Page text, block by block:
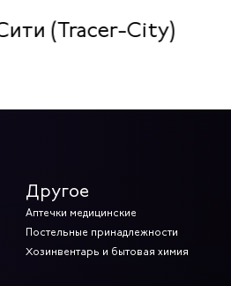
(Tracer-City)
Другое
Аптечки медицинские
Постельные принадлежности
Хозинвентарь и бытовая химия